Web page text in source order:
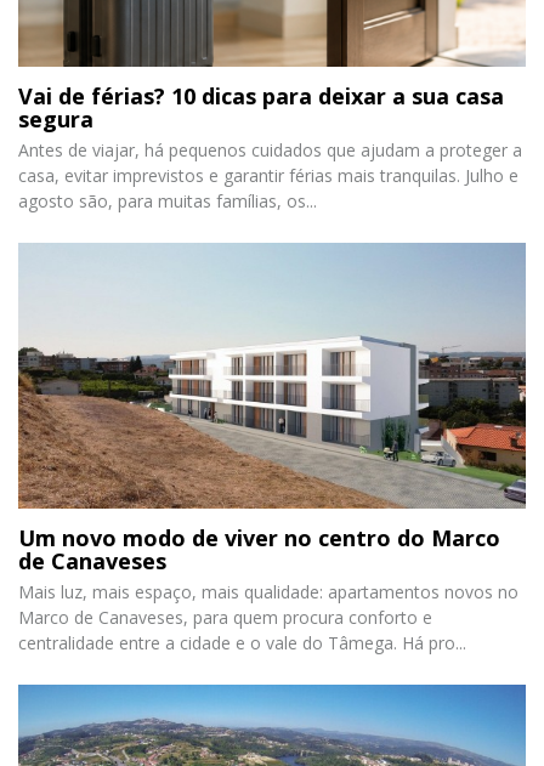
Vai de férias? 10 dicas para deixar a sua casa
segura
Antes de viajar, há pequenos cuidados que ajudam a proteger a
casa, evitar imprevistos e garantir férias mais tranquilas. Julho e
agosto são, para muitas famílias, os...
Um novo modo de viver no centro do Marco
de Canaveses
Mais luz, mais espaço, mais qualidade: apartamentos novos no
Marco de Canaveses, para quem procura conforto e
centralidade entre a cidade e o vale do Tâmega. Há pro...